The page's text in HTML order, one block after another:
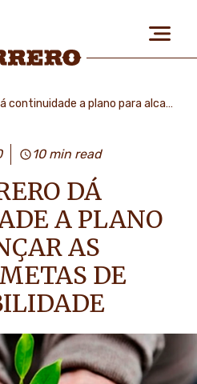
Grupo Ferrero dá continuidade a plano para alcançar as principais metas de sustentabilidade
10 min read
DÁ
A PLANO
AS
DE